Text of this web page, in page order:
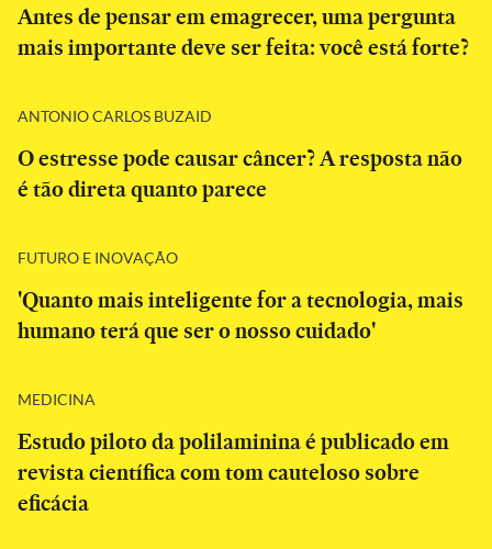
Antes de pensar em emagrecer, uma pergunta
mais importante deve ser feita: você está forte?
ANTONIO CARLOS BUZAID
O estresse pode causar câncer? A resposta não
é tão direta quanto parece
FUTURO E INOVAÇÃO
'Quanto mais inteligente for a tecnologia, mais
humano terá que ser o nosso cuidado'
MEDICINA
Estudo piloto da polilaminina é publicado em
revista científica com tom cauteloso sobre
eficácia